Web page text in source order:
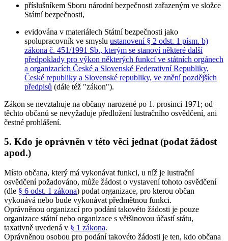
příslušníkem Sboru národní bezpečnosti zařazeným ve složce
Státní bezpečnosti,
evidována v materiálech Státní bezpečnosti jako
spolupracovník ve smyslu ustanovení § 2 odst. 1 písm. b)
zákona č. 451/1991 Sb., kterým se stanoví některé další
předpoklady pro výkon některých funkcí ve státních orgánech
a organizacích České a Slovenské Federativní Republiky,
České republiky a Slovenské republiky, ve znění pozdějších
předpisů (dále též "zákon").
Zákon se nevztahuje na občany narozené po 1. prosinci 1971; od
těchto občanů se nevyžaduje předložení lustračního osvědčení, ani
čestné prohlášení.
5. Kdo je oprávněn v této věci jednat (podat žádost
apod.)
Místo občana, který má vykonávat funkci, u níž je lustrační
osvědčení požadováno, může žádost o vystavení tohoto osvědčení
(dle § 6 odst. 1 zákona) podat organizace, pro kterou občan
vykonává nebo bude vykonávat předmětnou funkci.
Oprávněnou organizací pro podání takovéto žádosti je pouze
organizace státní nebo organizace s většinovou účastí státu,
taxativně uvedená v § 1 zákona.
Oprávněnou osobou pro podání takovéto žádosti je ten, kdo občana